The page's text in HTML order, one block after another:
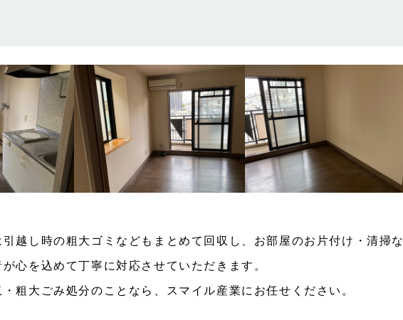
越し時の粗大ゴミなどもまとめて回収し、お部屋のお片付け・清掃な
心を込めて丁寧に対応させていただきます。
粗大ごみ処分のことなら、スマイル産業にお任せください。